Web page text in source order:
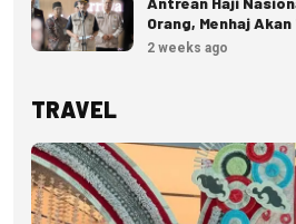
Orang, Menhaj
Kelola
2 weeks ago
TRAVEL